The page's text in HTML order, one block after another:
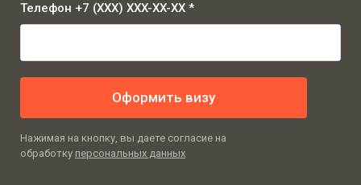
Телефон +7 (XXX) XXX-XX-XX *
Оформить визу
Нажимая на кнопку, вы даете согласие на
обработку персональных данных